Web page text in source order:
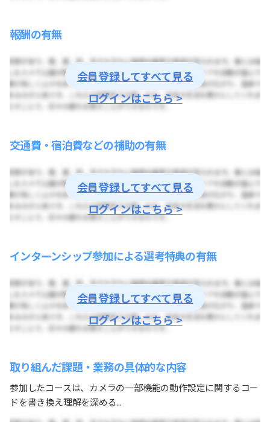
報酬の有無
会員登録してすべて見る
ログインはこちら >
交通費・宿泊費などの補助の有無
会員登録してすべて見る
ログインはこちら >
インターンシップ参加による選考特典の有無
会員登録してすべて見る
ログインはこちら >
取り組んだ課題・業務の具体的な内容
参加したコースは、カメラの一部機能の動作設定に関するコー
ドを書き換え理解を深める...